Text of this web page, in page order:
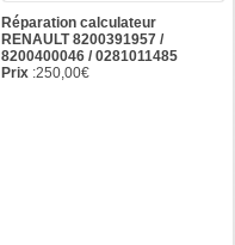
Réparation calculateur
RENAULT 8200391957 /
8200400046 / 0281011485
Prix :250,00€